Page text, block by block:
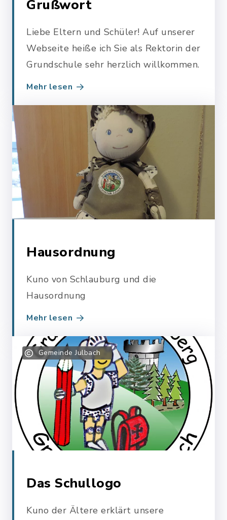
Grußwort
Liebe Eltern und Schüler! Auf unserer
Webseite heiße ich Sie als Rektorin der
Grundschule sehr herzlich willkommen.
Mehr lesen
Hausordnung
Kuno von Schlauburg und die
Hausordnung
Mehr lesen
Gemeinde Julbach
Das Schullogo
Kuno der Ältere erklärt unsere